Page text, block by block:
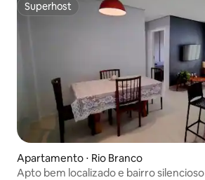
Superhost
Superhost
Apartamento ⋅ Rio Branco
Apto bem localizado e bairro silencioso